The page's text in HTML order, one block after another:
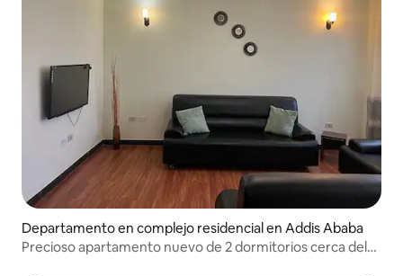
Departamento en complejo residencial en Addis Ababa
Precioso apartamento nuevo de 2 dormitorios cerca del